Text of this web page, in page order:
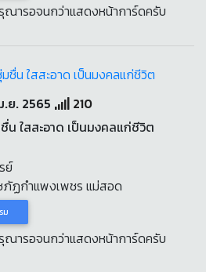
ารอจนกว่าแสดงหน้าการ์ดครับ
.ย. 2565
210
น ใสสะอาด เป็นมงคลแก่ชีวิต
ย์
ภัฏกำแพงเพชร แม่สอด
ม
ารอจนกว่าแสดงหน้าการ์ดครับ